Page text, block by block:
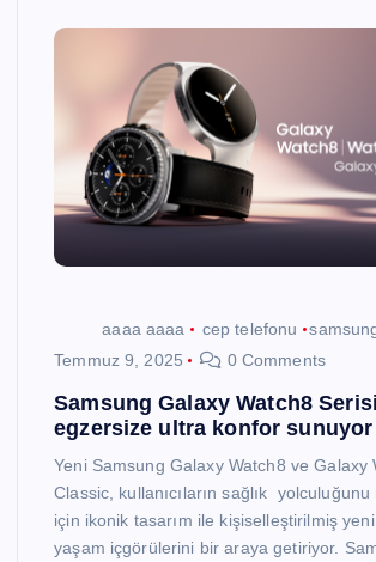
aaaa aaaa cep telefonu
Temmuz 9, 2025
0 Comments
Samsung Galaxy Watch8
egzersize ultra konfor sunuyor
Yeni Samsung Galaxy Watch8 ve Galaxy
Classic, kullanıcıların sağlık
için ikonik tasarım ile kişiselleştirilmiş yeni
yaşam içgörülerini bir araya getiriyor.